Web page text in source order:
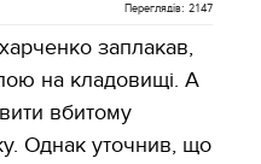
Переглядів: 2147
заплакав,
на кладовищі. А
вбитому
Однак уточнив, що